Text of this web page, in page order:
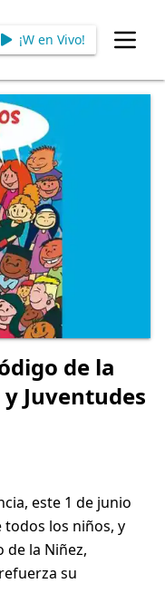
¡W en Vivo!
de la
Juventudes
este 1 de junio
los niños, y
de la Niñez,
su